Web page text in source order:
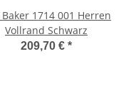
1714 001 Herren
Vollrand Schwarz
209,70 € *